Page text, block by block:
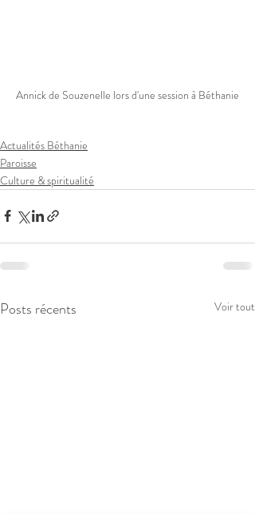
Annick de Souzenelle lors d'une session à Béthanie
Actualités Béthanie
Paroisse
Culture & spiritualité
Posts récents Voir tout